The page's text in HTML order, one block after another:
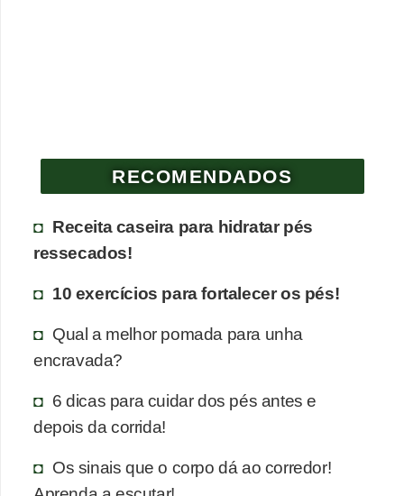
RECOMENDADOS
Receita caseira para hidratar pés
ressecados!
10 exercícios para fortalecer os pés!
Qual a melhor pomada para unha
encravada?
6 dicas para cuidar dos pés antes e
depois da corrida!
Os sinais que o corpo dá ao corredor!